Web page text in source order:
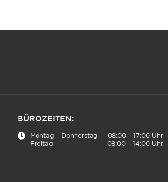
BÜROZEITEN:
Montag – Donnerstag
08:00 – 17:00 Uhr
Freitag
08:00 – 14:00 Uhr